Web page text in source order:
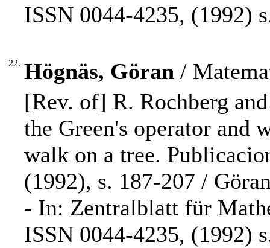
ISSN 0044-4235, (1992)
22. Högnäs, Göran /
[Rev. of] R. Rochberg
the Green's operator and
walk on a tree.
(1992), s. 187-207 /
- In: Zentralblatt für
ISSN 0044-4235, (1992)